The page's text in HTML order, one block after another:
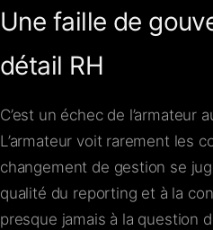
Une faille de
détail RH
C’est un échec de l’armateur
L’armateur voit rarement les
changement de gestion se
qualité du reporting et à la
presque jamais à la question